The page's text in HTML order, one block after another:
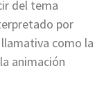
del tema
por
como la
animación